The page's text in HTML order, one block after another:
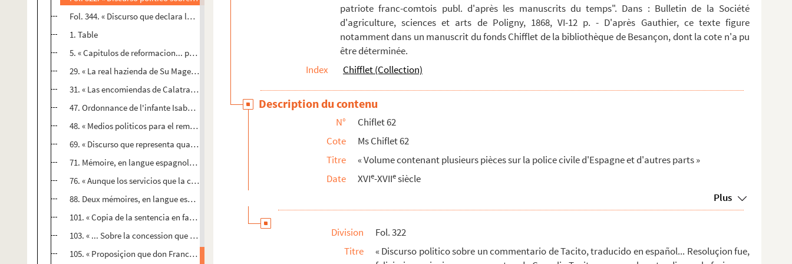
Fol. 344. « Discurso que declara lo que falta de la historia de la guerra de Granada sobre la toma de galera y...
1. Table
5. « Capitulos de reformacion... para el governio del reyno » (1623). Imprimé
29. « La real hazienda de Su Magestad », ou « note sommaire des revenus du roy Catholique ». Signé : « D...
31. « Las encomiendas de Calatrava..., de Alcantara..., de Santiago... y de Montesa... » : indications d...
47. Ordonnance de l'infante Isabelle pour la répression des désordres nocturnes à Bruxelles (1624). Plac...
48. « Medios politicos para el remedio unico y universal de España, por Jacinto de Alcazar Arriaza... » ...
69. « Discurso que representa quanto importa que los grandes monarcas traten comercios en sus Estados co...
71. Mémoire, en langue espagnole, sur les avantages promis par la conquête d'une île inconnue, voisine d...
76. « Aunque los servicios que la casa de los conde des Fucares (les Fugger, d'Augsbourg) ha hecho a la ...
88. Deux mémoires, en langue espagnole, sur les principes d'une réforme monétaire en Espagne (1631). Sig...
101. « Copia de la sentencia en favor de Joseph de Coutre y su hermano Jaques de Coutre... » - Mention de...
103. « ... Sobre la concession que S. Magestad pide a los reynos de Castilla de settente y dos milliones ...
105. « Proposiçion que don Francisco de Carnica, corregidor de la ciudad de Valladolid, ... sobre el serv...
patriote franc-comtois publ. d'après les manuscrits du temps". Dans : Bulletin de la Société
d'agriculture, sciences et arts de Poligny, 1868, VI-12 p. - D'après Gauthier, ce texte figure
notamment dans un manuscrit du fonds Chifflet de la bibliothèque de Besançon, dont la cote n'a pu
être déterminée.
Index
Chifflet (Collection)
Description du contenu
N°
Chiflet 62
Cote
Ms Chiflet 62
Titre
« Volume contenant plusieurs pièces sur la police civile d'Espagne et d'autres parts »
Date
XVIe-XVIIesiècle
Plus
Division
Fol. 322
Titre
« Discurso politico sobre un commentario de Tacito, traducido en español... Resoluçion fue,